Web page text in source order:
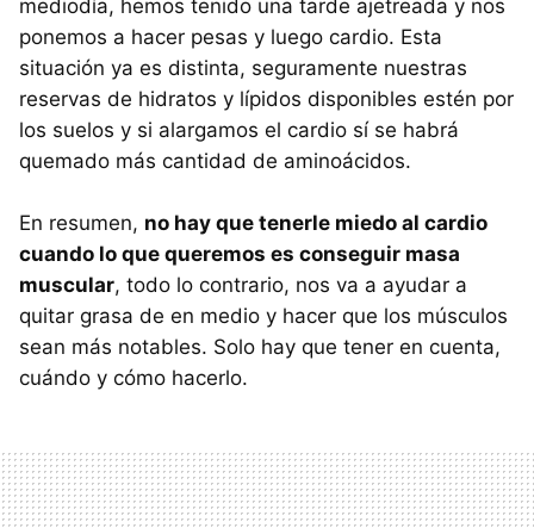
mediodía, hemos tenido una tarde ajetreada y nos
ponemos a hacer pesas y luego cardio. Esta
situación ya es distinta, seguramente nuestras
reservas de hidratos y lípidos disponibles estén por
los suelos y si alargamos el cardio sí se habrá
quemado más cantidad de aminoácidos.
En resumen, no hay que tenerle miedo al cardio
cuando lo que queremos es conseguir masa
muscular, todo lo contrario, nos va a ayudar a
quitar grasa de en medio y hacer que los músculos
sean más notables. Solo hay que tener en cuenta,
cuándo y cómo hacerlo.